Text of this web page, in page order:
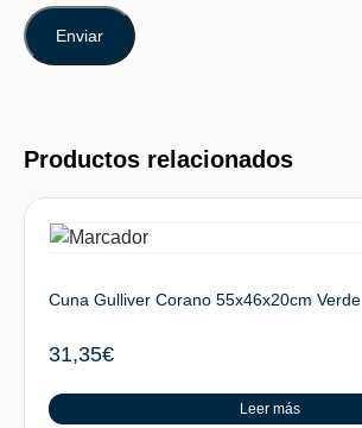
Productos relacionados
Cuna Gulliver Corano 55x46x20cm Verde
31,35€
Leer más